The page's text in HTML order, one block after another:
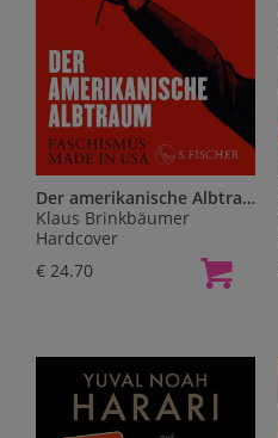
Der amerikanische Albtraum
Klaus Brinkbäumer
Hardcover
€ 24.70